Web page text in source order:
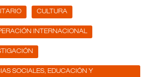
CULTURA
INTERNACIONAL
SOCIALES, EDUCACIÓN Y